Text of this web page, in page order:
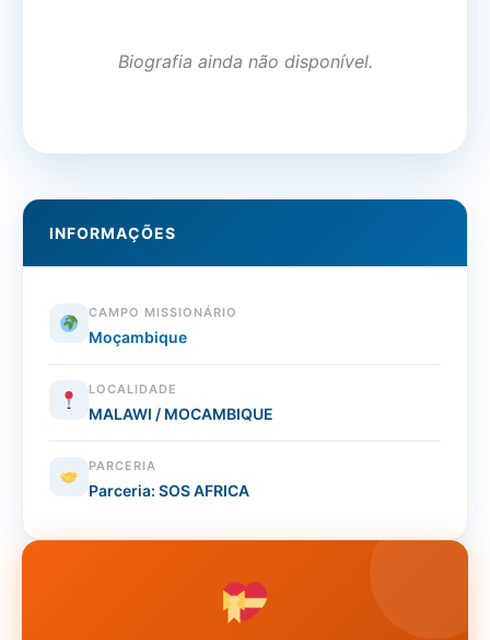
Biografia ainda não disponível.
INFORMAÇÕES
CAMPO MISSIONÁRIO
Moçambique
LOCALIDADE
MALAWI / MOCAMBIQUE
PARCERIA
Parceria: SOS AFRICA